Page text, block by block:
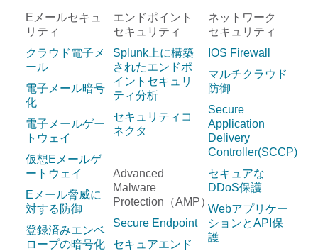
Eメールセキュ
リティ
クラウド電子メ
ール
電子メール暗号
化
電子メールゲー
トウェイ
仮想Eメールゲ
ートウェイ
Eメール脅威に
対する防御
登録済みエンベ
ロープの暗号化
エンドポイント
セキュリティ
Splunk上に構築
されたエンドポ
イントセキュリ
ティ分析
セキュリティコ
ネクタ
Advanced
Malware
Protection（AMP）
Secure Endpoint
セキュアエンド
ネットワーク
セキュリティ
IOS Firewall
マルチクラウド
防御
Secure
Application
Delivery
Controller(SCCP)
セキュアな
DDoS保護
Webアプリケー
ションとAPI保
護